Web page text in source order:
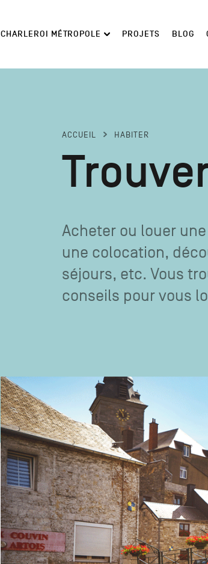
Navigation
CHARLEROI MÉTROPOLE PROJETS BLOG
ACCUEIL HABITER
Acheter ou louer
une colocation,
séjours, etc. Vous
conseils pour vous